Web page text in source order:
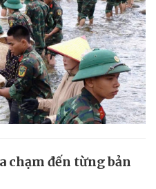
chạm đến từng bản